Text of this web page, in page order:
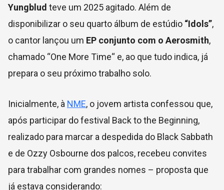
Yungblud teve um 2025 agitado. Além de
disponibilizar o seu quarto álbum de estúdio “Idols”,
o cantor lançou um EP conjunto com o Aerosmith,
chamado “One More Time“ e, ao que tudo indica, já
prepara o seu próximo trabalho solo.
Inicialmente, à NME, o jovem artista confessou que,
após participar do festival Back to the Beginning,
realizado para marcar a despedida do Black Sabbath
e de Ozzy Osbourne dos palcos, recebeu convites
para trabalhar com grandes nomes – proposta que
já estava considerando: